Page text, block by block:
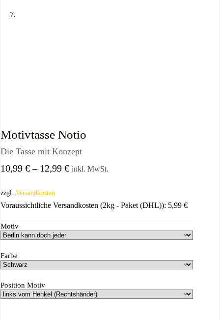
Motivtasse Notio
Die Tasse mit Konzept
10,99 €– 12,99 € inkl. MwSt.
zzgl. Versandkosten
Voraussichtliche Versandkosten (2kg - Paket (DHL)): 5,99 €
Motiv
Farbe
Position Motiv